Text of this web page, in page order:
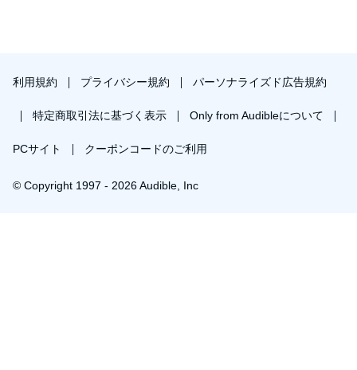
「書生常」
小説＞西村京太郎『名探偵が多すぎる』「怪人二十面相」
利用規約 プライバシー規約 パーソナライズド広告規約
特定商取引法に基づく表示 Only from Audibleについて
PCサイト クーポンコードのご利用
© Copyright 1997 - 2026 Audible, Inc